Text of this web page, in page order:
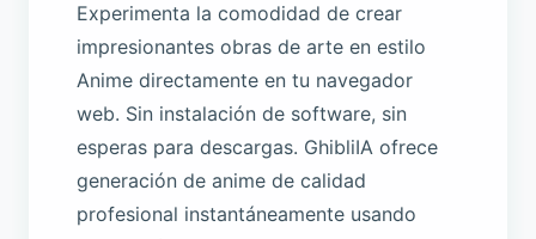
Experimenta la comodidad de crear
impresionantes obras de arte en estilo
Anime directamente en tu navegador
web. Sin instalación de software, sin
esperas para descargas. GhibliIA ofrece
generación de anime de calidad
profesional instantáneamente usando